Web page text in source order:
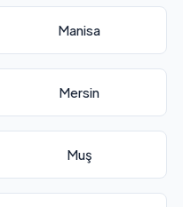
Manisa
Mersin
Muş